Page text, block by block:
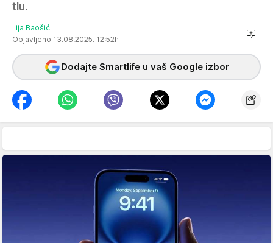
tlu.
Ilija Baošić
Objavljeno 13.08.2025. 12:52h
Dodajte Smartlife u vaš Google izbor